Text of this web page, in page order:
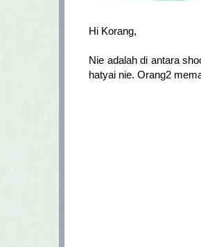
Hi Korang,
Nie adalah di antara
hatyai nie. Orang2